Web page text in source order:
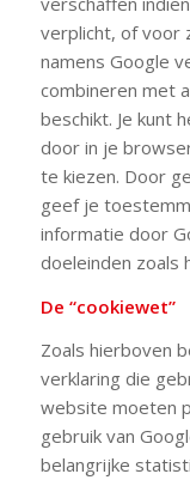
verplicht, of voor
namens Google
combineren met
beschikt. Je kunt
door in je
te kiezen. Door
geef je
informatie door
doeleinden zoals
De “cookiewet”
Zoals hierboven
verklaring die
website moeten
gebruik van
belangrijke